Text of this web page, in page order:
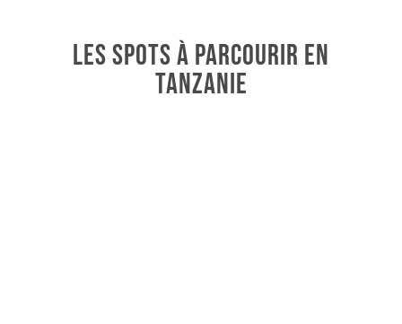
LES SPOTS À PARCOURIR EN
TANZANIE